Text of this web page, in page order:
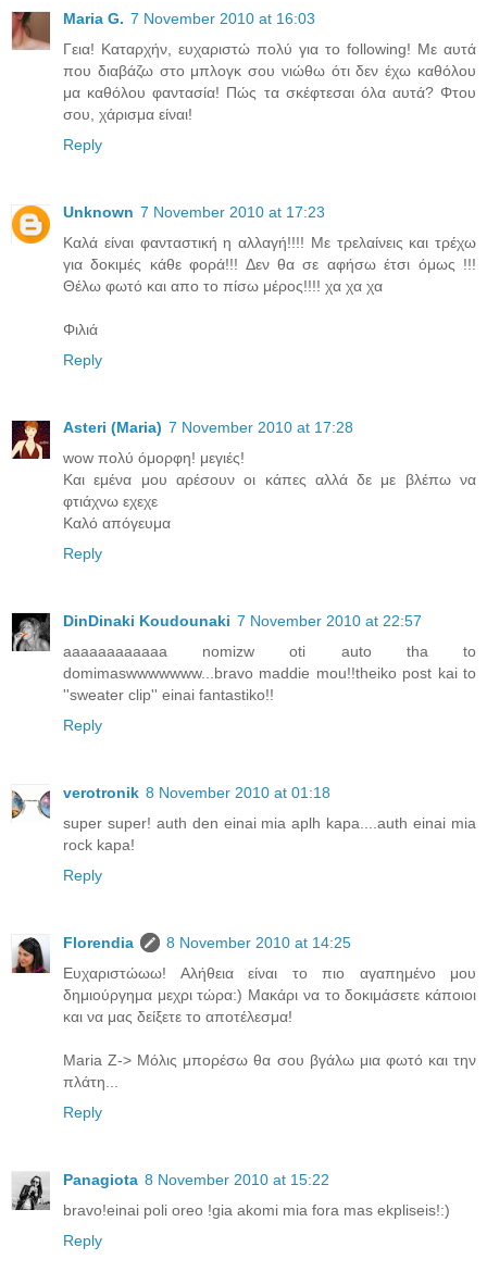
Maria G. 7 November 2010 at 16:03
Γεια! Καταρχήν, ευχαριστώ πολύ για το following! Με αυτά
που διαβάζω στο μπλογκ σου νιώθω ότι δεν έχω καθόλου
μα καθόλου φαντασία! Πώς τα σκέφτεσαι όλα αυτά? Φτου
σου, χάρισμα είναι!
Reply
Unknown 7 November 2010 at 17:23
Kαλά είναι φανταστική η αλλαγή!!!! Με τρελαίνεις και τρέχω
για δοκιμές κάθε φορά!!! Δεν θα σε αφήσω έτσι όμως !!!
Θέλω φωτό και απο το πίσω μέρος!!!! χα χα χα
Φιλιά
Reply
Asteri (Maria) 7 November 2010 at 17:28
wow πολύ όμορφη! μεγιές!
Και εμένα μου αρέσουν οι κάπες αλλά δε με βλέπω να
φτιάχνω εχεχε
Καλό απόγευμα
Reply
DinDinaki Koudounaki 7 November 2010 at 22:57
aaaaaaaaaaaa nomizw oti auto tha to
domimaswwwwwww...bravo maddie mou!!theiko post kai to
''sweater clip'' einai fantastiko!!
Reply
verotronik 8 November 2010 at 01:18
super super! auth den einai mia aplh kapa....auth einai mia
rock kapa!
Reply
Florendia
8 November 2010 at 14:25
Ευχαριστώωω! Αλήθεια είναι το πιο αγαπημένο μου
δημιούργημα μεχρι τώρα:) Μακάρι να το δοκιμάσετε κάποιοι
και να μας δείξετε το αποτέλεσμα!
Maria Z-> Μόλις μπορέσω θα σου βγάλω μια φωτό και την
πλάτη...
Reply
Panagiota 8 November 2010 at 15:22
bravo!einai poli oreo !gia akomi mia fora mas ekpliseis!:)
Reply